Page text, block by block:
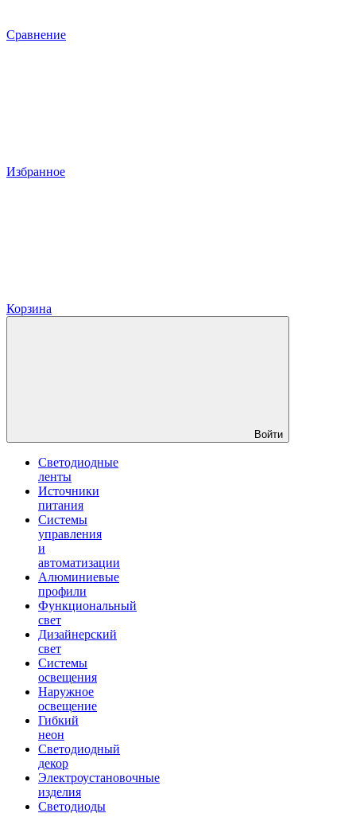
Сравнение
Избранное
Корзина
Войти
Светодиодные
ленты
Источники
питания
Системы
управления
и
автоматизации
Алюминиевые
профили
Функциональный
свет
Дизайнерский
свет
Системы
освещения
Наружное
освещение
Гибкий
неон
Светодиодный
декор
Электроустановочные
изделия
Светодиоды